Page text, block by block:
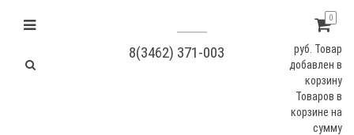
8(3462) 371-003
0
руб. Товар
добавлен в
корзину
Товаров в
корзине на
сумму